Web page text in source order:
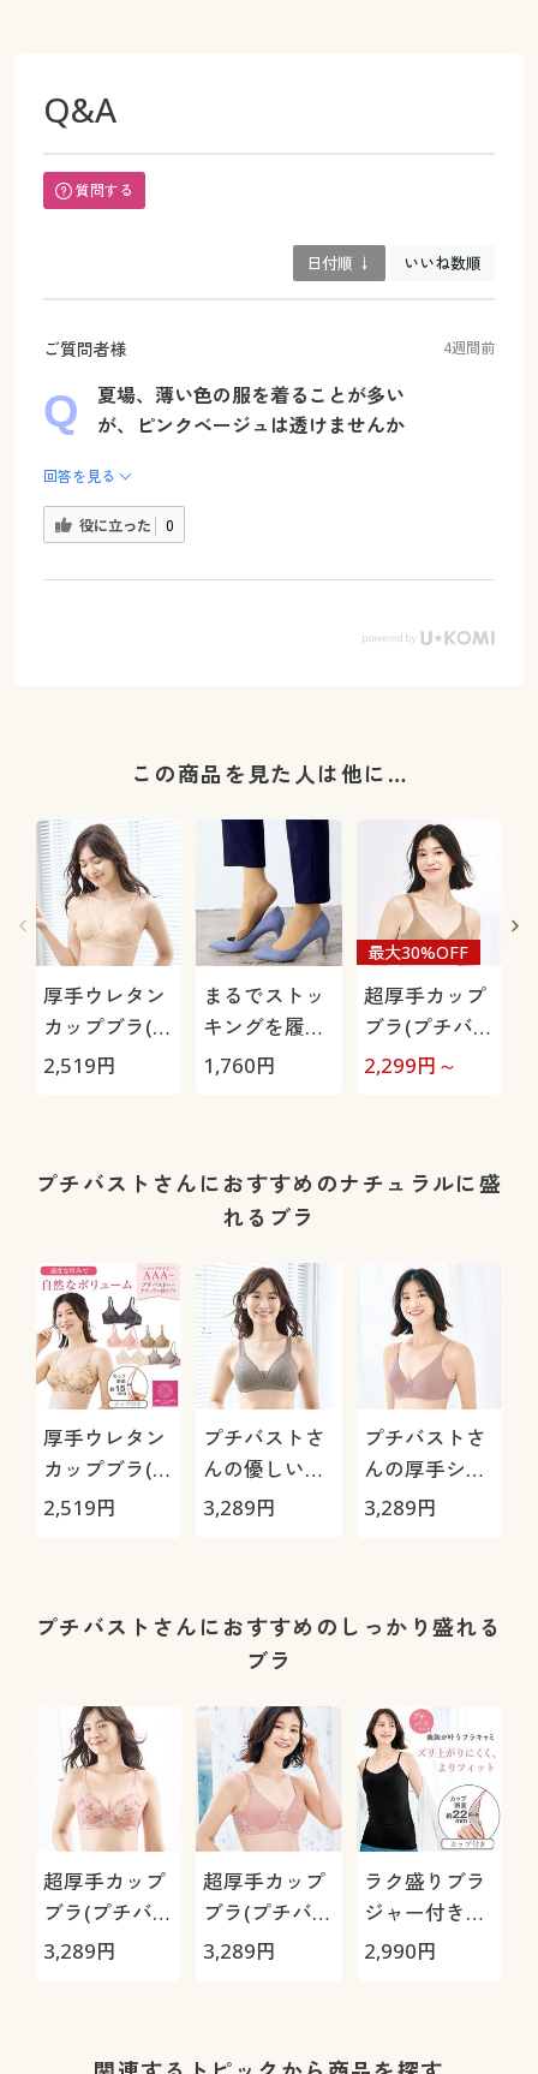
Q&A
質問する
日付順 ↓ いいね数順
ご質問者様 4週間前
夏場、薄い色の服を着ることが多い
が、ピンクベージュは透けませんか
回答を見る
役に立った 0
この商品を見た人は他に…
厚手ウレタン
カップブラ(プ
チバストさん
2,519円
まるでストッ
キングを履い
たようなくつ
1,760円
超厚手カップ
ブラ(プチバス
トさんのブラ)
最大30%OFF
2,299円～
プチバストさんにおすすめのナチュラルに盛
れるブラ
厚手ウレタン
カップブラ(プ
チバストさん
2,519円
プチバストさ
んの優しい着
心地ブラ(ノン
3,289円
プチバストさ
んの厚手シー
ムレスカップ
3,289円
プチバストさんにおすすめのしっかり盛れる
ブラ
超厚手カップ
ブラ(プチバス
トさんのブラ)
3,289円
超厚手カップ
ブラ(プチバス
トさんのブラ)
3,289円
ラク盛りブラ
ジャー付きキ
ャミソール(ノ
2,990円